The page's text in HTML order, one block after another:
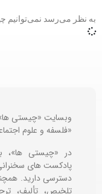
به نظر می‌رسد نمی‌توانیم
وبسایت «چیستی
«فلسفه و علوم
در «چیستی ها»،
پادکست های
دسترسی دارید.
تلخیص، تألیف،